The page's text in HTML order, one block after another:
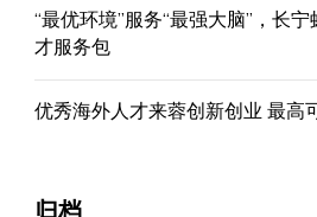
“最优环境”服务“最强大脑”，长
才服务包
优秀海外人才来蓉创新创业 最高